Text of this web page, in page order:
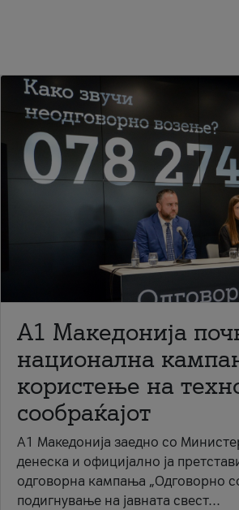
A1 Македонија
национална
користење на
сообраќајот
A1 Македонија заедно со
денеска и официјално ја
одговорна кампања „Одговорно
подигнување на јавната свест...